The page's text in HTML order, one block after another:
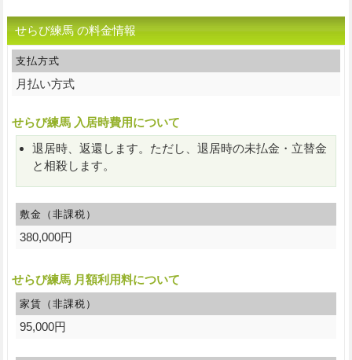
せらび練馬 の料金情報
支払方式
月払い方式
せらび練馬 入居時費用について
退居時、返還します。ただし、退居時の未払金・立替金
と相殺します。
敷金（非課税）
380,000円
せらび練馬 月額利用料について
家賃（非課税）
95,000円